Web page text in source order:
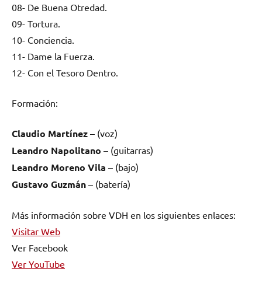
08- De Buena Otredad.
09- Tortura.
10- Conciencia.
11- Dame la Fuerza.
12- Con el Tesoro Dentro.
Formación:
Claudio Martínez – (voz)
Leandro Napolitano – (guitarras)
Leandro Moreno Vila – (bajo)
Gustavo Guzmán – (batería)
Más información sobre VDH en los siguientes enlaces:
Visitar Web
Ver Facebook
Ver YouTube